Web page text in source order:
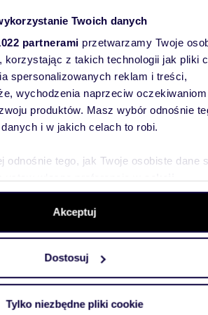
Twoich danych
partnerami przetwarzamy Twoje
korzystając z takich technologii jak pliki
spersonalizowanych reklam i treści,
wychodzenia naprzeciw oczekiwaniom
produktów. Masz wybór odnośnie
i w jakich celach to robi.
odnośnie tego, jak Twoje osobiste dane
plików cookie możesz zmienić
w dowolnej chwili.
społecznościowe i analizować ruch w
o tym, jak korzystasz z naszej witryny,
mogą połączyć te informacje z
Akceptuj
Dostosuj
Tylko niezbędne pliki cookie
zostały